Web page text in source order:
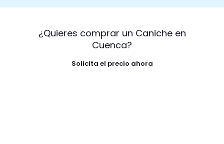
¿Quieres comprar un Caniche en
Cuenca?
Solicita el precio ahora